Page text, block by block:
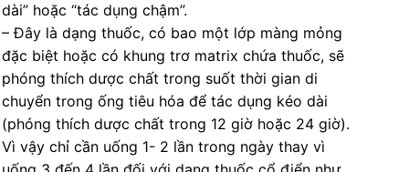
dài” hoặc “tác dụng chậm”.
– Đây là dạng thuốc, có bao một lớp màng mỏng
đặc biệt hoặc có khung trơ matrix chứa thuốc, sẽ
phóng thích dược chất trong suốt thời gian di
chuyển trong ống tiêu hóa để tác dụng kéo dài
(phóng thích dược chất trong 12 giờ hoặc 24 giờ).
Vì vậy chỉ cần uống 1- 2 lần trong ngày thay vì